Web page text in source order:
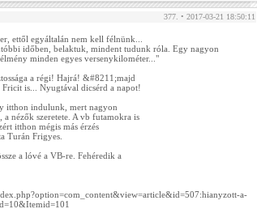
377. • 2017-03-21 18:50:11
ettől egyáltalán nem kell félnünk...
időben, belaktuk, mindent tudunk róla. Egy nagyon
minden egyes versenykilométer..."
a régi! Hajrá! &#8211;majd
is... Nyugtával dicsérd a napot!
itthon indulunk, mert nagyon
nézők szeretete. A vb futamokra is
itthon mégis más érzés
Turán Frigyes.
a lóvé a VB-re. Fehéredik a
a-